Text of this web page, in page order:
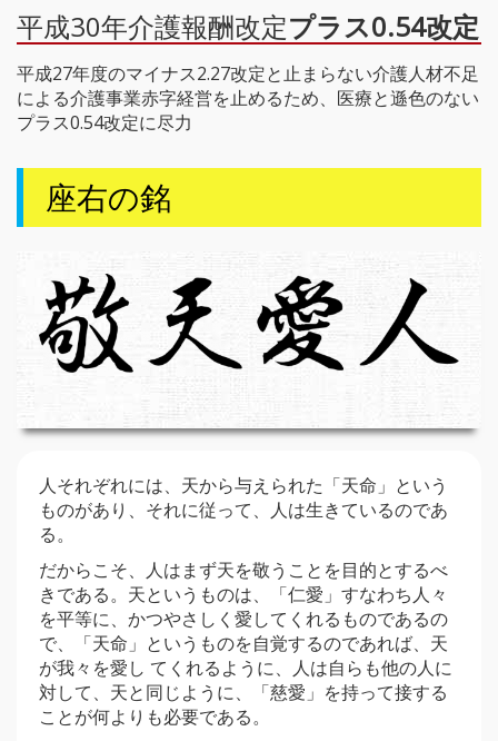
平成30年介護報酬改定プラス0.54改定
平成27年度のマイナス2.27改定と止まらない介護人材不足
による介護事業赤字経営を止めるため、医療と遜色のない
プラス0.54改定に尽力
座右の銘
人それぞれには、天から与えられた「天命」という
ものがあり、それに従って、人は生きているのであ
る。
だからこそ、人はまず天を敬うことを目的とするべ
きである。天というものは、「仁愛」すなわち人々
を平等に、かつやさしく愛してくれるものであるの
で、「天命」というものを自覚するのであれば、天
が我々を愛し てくれるように、人は自らも他の人に
対して、天と同じように、「慈愛」を持って接する
ことが何よりも必要である。